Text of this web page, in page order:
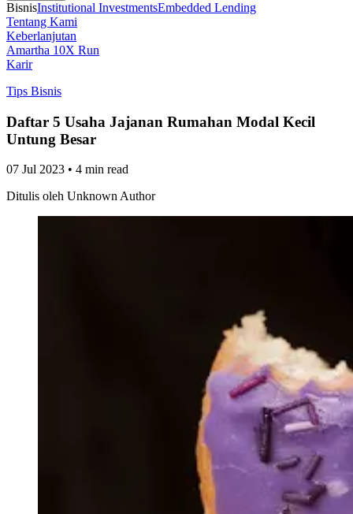
BisnisInstitutional InvestmentsEmbedded Lending
Tentang Kami
Keberlanjutan
Amartha 10X Run
Karir
Tips Bisnis
Daftar 5 Usaha Jajanan Rumahan Modal Kecil
Untung Besar
07 Jul 2023 • 4 min read
Ditulis oleh Unknown Author